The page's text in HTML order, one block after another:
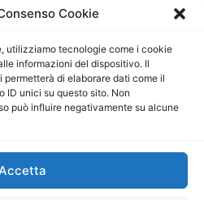
Cookie
utilizziamo tecnologie come i cookie
informazioni del dispositivo. Il
di elaborare dati come il
ID unici su questo sito. Non
può influire negativamente su alcune
09/2015
Maurizio Scaglione
Maria Calabrese
06334930820
Società Cooperativa a r.l. è